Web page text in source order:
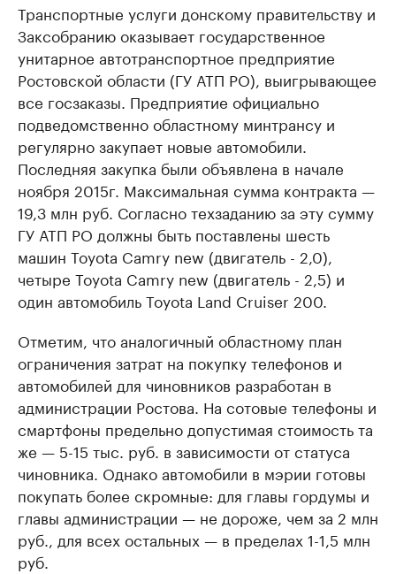
Транспортные услуги донскому правительству и
Заксобранию оказывает государственное
унитарное автотранспортное предприятие
Ростовской области (ГУ АТП РО), выигрывающее
все госзаказы. Предприятие официально
подведомственно областному минтрансу и
регулярно закупает новые автомобили.
Последняя закупка были объявлена в начале
ноября 2015г. Максимальная сумма контракта —
19,3 млн руб. Согласно техзаданию за эту сумму
ГУ АТП РО должны быть поставлены шесть
машин Toyota Camry new (двигатель - 2,0),
четыре Toyota Camry new (двигатель - 2,5) и
один автомобиль Toyota Land Cruiser 200.
Отметим, что аналогичный областному план
ограничения затрат на покупку телефонов и
автомобилей для чиновников разработан в
администрации Ростова. На сотовые телефоны и
смартфоны предельно допустимая стоимость та
же — 5-15 тыс. руб. в зависимости от статуса
чиновника. Однако автомобили в мэрии готовы
покупать более скромные: для главы гордумы и
главы администрации — не дороже, чем за 2 млн
руб., для всех остальных — в пределах 1-1,5 млн
руб.